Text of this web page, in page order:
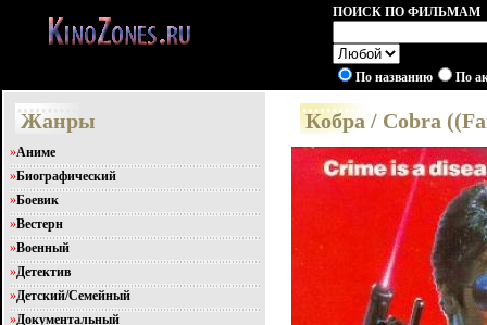
ПОИСК ПО ФИЛЬМАМ
По названию По
Жанры
»Аниме
»Биографический
»Боевик
»Вестерн
»Военный
»Детектив
»Детский/Семейный
»Документальный
Кобра / Cobra